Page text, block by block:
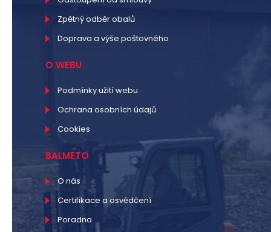
Zpětný odběr obalů
Doprava a výše poštovného
O WEBU
Podmínky užití webu
Ochrana osobních údajů
Cookies
BALMETO
O nás
Certifikace a osvědčení
Poradna